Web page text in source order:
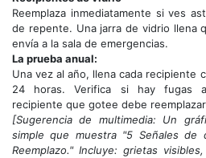
Reemplaza inmediatamente si ves
de repente. Una jarra de vidrio llena
envía a la sala de emergencias.
La prueba anual:
Una vez al año, llena cada recipiente
24 horas. Verifica si hay fugas
recipiente que gotee debe
[Sugerencia de multimedia: Un
simple que muestra "5 Señales de
Reemplazo." Incluye: grietas